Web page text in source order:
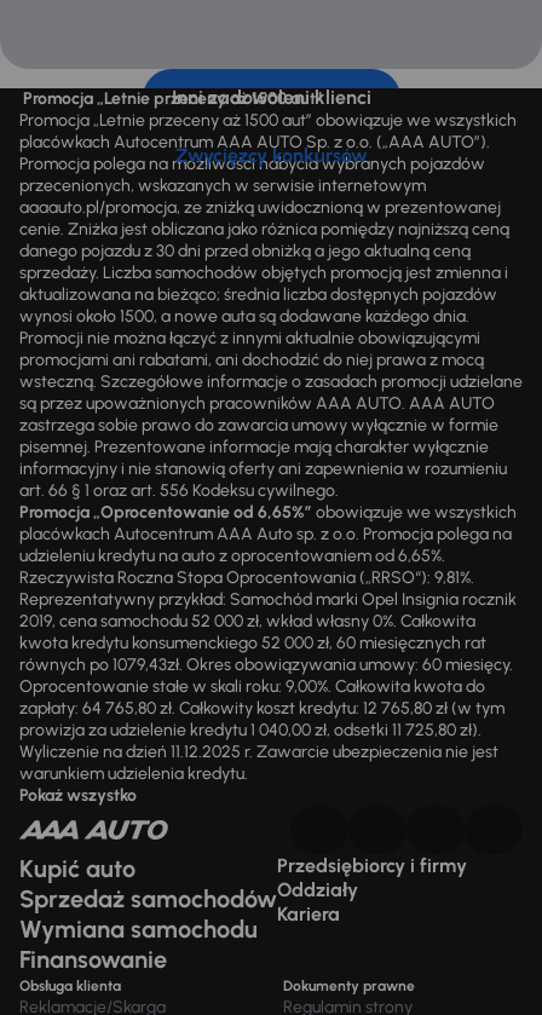
Inni zadowoleni klienci
Zwycięzcy konkursów
Promocja „Letnie przeceny aż 1500 aut”
Promocja „Letnie przeceny aż 1500 aut” obowiązuje we wszystkich
placówkach Autocentrum AAA AUTO Sp. z o.o. („AAA AUTO”).
Promocja polega na możliwości nabycia wybranych pojazdów
przecenionych, wskazanych w serwisie internetowym
aaaauto.pl/promocja, ze zniżką uwidocznioną w prezentowanej
cenie. Zniżka jest obliczana jako różnica pomiędzy najniższą ceną
danego pojazdu z 30 dni przed obniżką a jego aktualną ceną
sprzedaży. Liczba samochodów objętych promocją jest zmienna i
aktualizowana na bieżąco; średnia liczba dostępnych pojazdów
wynosi około 1500, a nowe auta są dodawane każdego dnia.
Promocji nie można łączyć z innymi aktualnie obowiązującymi
promocjami ani rabatami, ani dochodzić do niej prawa z mocą
wsteczną. Szczegółowe informacje o zasadach promocji udzielane
są przez upoważnionych pracowników AAA AUTO. AAA AUTO
zastrzega sobie prawo do zawarcia umowy wyłącznie w formie
pisemnej. Prezentowane informacje mają charakter wyłącznie
informacyjny i nie stanowią oferty ani zapewnienia w rozumieniu
art. 66 § 1 oraz art. 556 Kodeksu cywilnego.
Promocja „Oprocentowanie od 6,65%” obowiązuje we wszystkich
placówkach Autocentrum AAA Auto sp. z o.o. Promocja polega na
udzieleniu kredytu na auto z oprocentowaniem od 6,65%.
Rzeczywista Roczna Stopa Oprocentowania („RRSO“): 9,81%.
Reprezentatywny przykład: Samochód marki Opel Insignia rocznik
2019, cena samochodu 52 000 zł, wkład własny 0%. Całkowita
kwota kredytu konsumenckiego 52 000 zł, 60 miesięcznych rat
równych po 1079,43zł. Okres obowiązywania umowy: 60 miesięcy.
Oprocentowanie stałe w skali roku: 9,00%. Całkowita kwota do
zapłaty: 64 765,80 zł. Całkowity koszt kredytu: 12 765,80 zł (w tym
prowizja za udzielenie kredytu 1 040,00 zł, odsetki 11 725,80 zł).
Wyliczenie na dzień 11.12.2025 r. Zawarcie ubezpieczenia nie jest
warunkiem udzielenia kredytu.
Pokaż wszystko
Kupić auto
Sprzedaż samochodów
Wymiana samochodu
Finansowanie
Przedsiębiorcy i firmy
Oddziały
Kariera
Obsługa klienta
Reklamacje/Skarga
Dokumenty prawne
Regulamin strony